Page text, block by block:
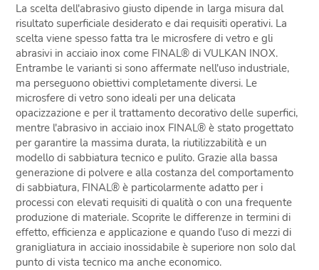
La scelta dell'abrasivo giusto dipende in larga misura dal
risultato superficiale desiderato e dai requisiti operativi. La
scelta viene spesso fatta tra le microsfere di vetro e gli
abrasivi in acciaio inox come FINAL® di VULKAN INOX.
Entrambe le varianti si sono affermate nell'uso industriale,
ma perseguono obiettivi completamente diversi. Le
microsfere di vetro sono ideali per una delicata
opacizzazione e per il trattamento decorativo delle superfici,
mentre l'abrasivo in acciaio inox FINAL® è stato progettato
per garantire la massima durata, la riutilizzabilità e un
modello di sabbiatura tecnico e pulito. Grazie alla bassa
generazione di polvere e alla costanza del comportamento
di sabbiatura, FINAL® è particolarmente adatto per i
processi con elevati requisiti di qualità o con una frequente
produzione di materiale. Scoprite le differenze in termini di
effetto, efficienza e applicazione e quando l'uso di mezzi di
granigliatura in acciaio inossidabile è superiore non solo dal
punto di vista tecnico ma anche economico.